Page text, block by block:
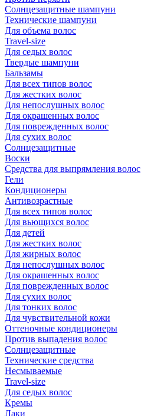
Солнцезащитные шампуни
Технические шампуни
Для объема волос
Travel-size
Для седых волос
Твердые шампуни
Бальзамы
Для всех типов волос
Для жестких волос
Для непослушных волос
Для окрашенных волос
Для поврежденных волос
Для сухих волос
Солнцезащитные
Воски
Средства для выпрямления волос
Гели
Кондиционеры
Антивозрастные
Для всех типов волос
Для вьющихся волос
Для детей
Для жестких волос
Для жирных волос
Для непослушных волос
Для окрашенных волос
Для поврежденных волос
Для сухих волос
Для тонких волос
Для чувствительной кожи
Оттеночные кондиционеры
Против выпадения волос
Солнцезащитные
Технические средства
Несмываемые
Travel-size
Для седых волос
Кремы
Лаки